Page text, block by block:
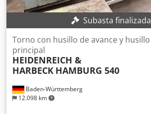
Subasta finalizada
Baden-Württemberg
12.098 km
Torno con husillo de avance y husillo
principal
HEIDENREICH &
HARBECK HAMBURG 540